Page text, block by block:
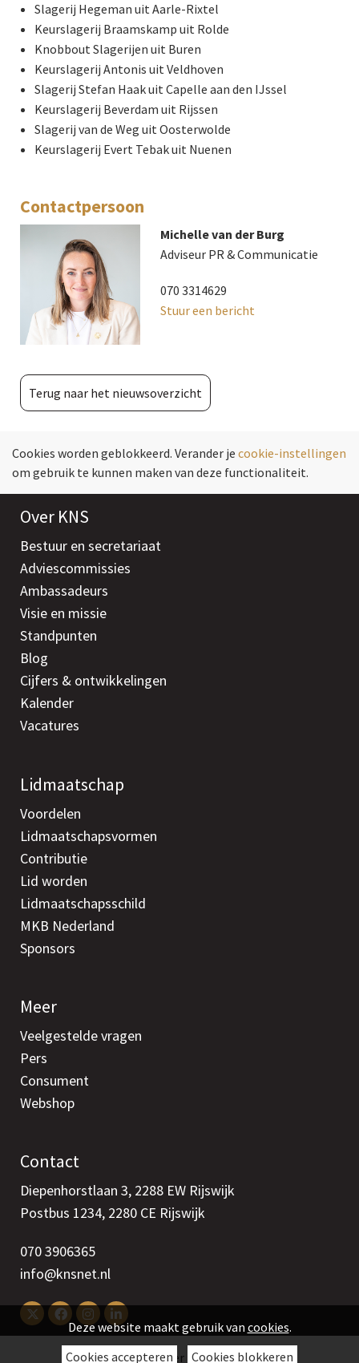
Slagerij Hegeman uit Aarle-Rixtel
Keurslagerij Braamskamp uit Rolde
Knobbout Slagerijen uit Buren
Keurslagerij Antonis uit Veldhoven
Slagerij Stefan Haak uit Capelle aan den IJssel
Keurslagerij Beverdam uit Rijssen
Slagerij van de Weg uit Oosterwolde
Keurslagerij Evert Tebak uit Nuenen
Contactpersoon
Michelle van der Burg
Adviseur PR & Communicatie
070 3314629
Stuur een bericht
Terug naar het nieuwsoverzicht
Cookies worden geblokkeerd. Verander je cookie-instellingen
om gebruik te kunnen maken van deze functionaliteit.
Over KNS
Bestuur en secretariaat
Adviescommissies
Ambassadeurs
Visie en missie
Standpunten
Blog
Cijfers & ontwikkelingen
Kalender
Vacatures
Lidmaatschap
Voordelen
Lidmaatschapsvormen
Contributie
Lid worden
Lidmaatschapsschild
MKB Nederland
Sponsors
Meer
Veelgestelde vragen
Pers
Consument
Webshop
Contact
Diepenhorstlaan 3, 2288 EW Rijswijk
Postbus 1234, 2280 CE Rijswijk
070 3906365
info@knsnet.nl
Colofon>Disclaimer>Cookies>Privacy
Deze website maakt gebruik van cookies.
Cookies accepteren
Cookies blokkeren